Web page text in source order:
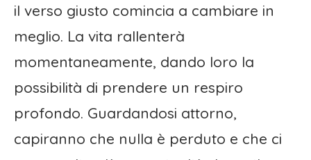
il verso giusto comincia a cambiare in
meglio. La vita rallenterà
momentaneamente, dando loro la
possibilità di prendere un respiro
profondo. Guardandosi attorno,
capiranno che nulla è perduto e che ci